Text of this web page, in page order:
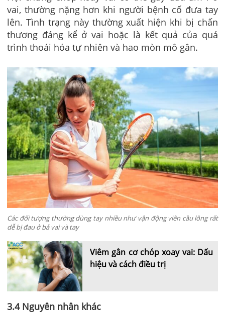
vai, thường nặng hơn khi người bệnh cố đưa tay
lên. Tình trạng này thường xuất hiện khi bị chấn
thương đáng kể ở vai hoặc là kết quả của quá
trình thoái hóa tự nhiên và hao mòn mô gân.
Các đối tượng thường dùng tay nhiều như vận động viên cầu lông rất
dễ bị đau ở bả vai và tay
Viêm gân cơ chóp xoay vai: Dấu
hiệu và cách điều trị
3.4 Nguyên nhân khác